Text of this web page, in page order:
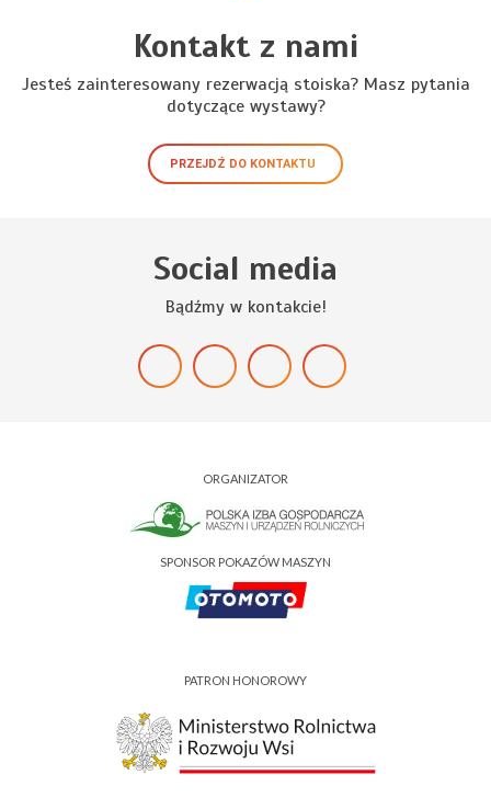
Kontakt z nami
Jesteś zainteresowany rezerwacją stoiska? Masz pytania
dotyczące wystawy?
PRZEJDŹ DO KONTAKTU
Social media
Bądźmy w kontakcie!
ORGANIZATOR
SPONSOR POKAZÓW MASZYN
PATRON HONOROWY